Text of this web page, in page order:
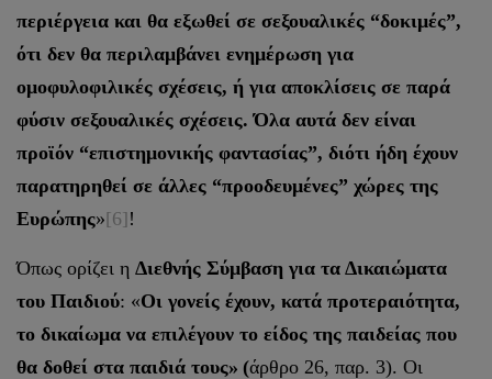
περιέργεια και θα εξωθεί σε σεξουαλικές “δοκιμές”,
ότι δεν θα περιλαμβάνει ενημέρωση για
ομοφυλοφιλικές σχέσεις, ή για αποκλίσεις σε παρά
φύσιν σεξουαλικές σχέσεις. Όλα αυτά δεν είναι
προϊόν “επιστημονικής φαντασίας”, διότι ήδη έχουν
παρατηρηθεί σε άλλες “προοδευμένες” χώρες της
Ευρώπης»[6]!
Όπως ορίζει η Διεθνής Σύμβαση για τα Δικαιώματα
του Παιδιού: «Οι γονείς έχουν, κατά προτεραιότητα,
το δικαίωμα να επιλέγουν το είδος της παιδείας που
θα δοθεί στα παιδιά τους» (άρθρο 26, παρ. 3). Οι